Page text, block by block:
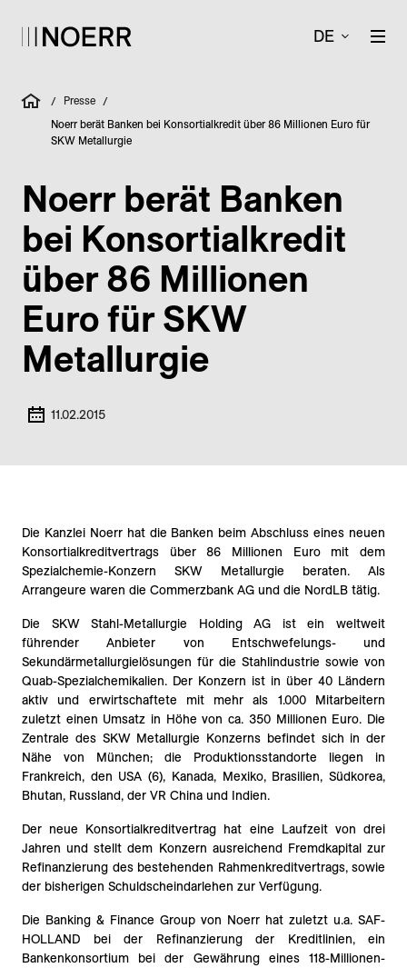
DE
/ Presse /
Noerr berät Banken bei Konsortialkredit über 86 Millionen Euro für
SKW Metallurgie
Noerr berät Banken
bei Konsortialkredit
über 86 Millionen
Euro für SKW
Metallurgie
11.02.2015
Die Kanzlei Noerr hat die Banken beim Abschluss eines neuen
Konsortialkreditvertrags über 86 Millionen Euro mit dem
Spezialchemie-Konzern SKW Metallurgie beraten. Als
Arrangeure waren die Commerzbank AG und die NordLB tätig.
Die SKW Stahl-Metallurgie Holding AG ist ein weltweit
führender Anbieter von Entschwefelungs- und
Sekundärmetallurgielösungen für die Stahlindustrie sowie von
Quab-Spezialchemikalien. Der Konzern ist in über 40 Ländern
aktiv und erwirtschaftete mit mehr als 1.000 Mitarbeitern
zuletzt einen Umsatz in Höhe von ca. 350 Millionen Euro. Die
Zentrale des SKW Metallurgie Konzerns befindet sich in der
Nähe von München; die Produktionsstandorte liegen in
Frankreich, den USA (6), Kanada, Mexiko, Brasilien, Südkorea,
Bhutan, Russland, der VR China und Indien.
Der neue Konsortialkreditvertrag hat eine Laufzeit von drei
Jahren und stellt dem Konzern ausreichend Fremdkapital zur
Refinanzierung des bestehenden Rahmenkreditvertrags, sowie
der bisherigen Schuldscheindarlehen zur Verfügung.
Die Banking & Finance Group von Noerr hat zuletzt u.a. SAF-
HOLLAND bei der Refinanzierung der Kreditlinien, ein
Bankenkonsortium bei der Gewährung eines 118-Millionen-